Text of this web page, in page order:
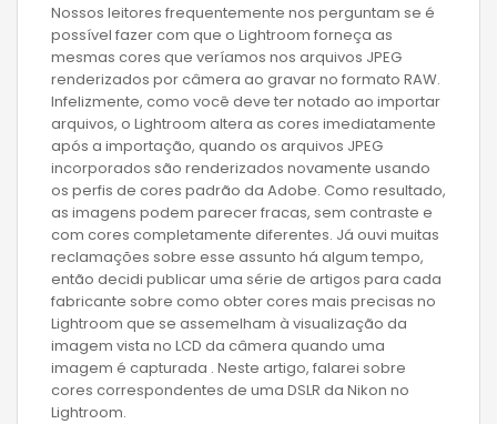
Nossos leitores frequentemente nos perguntam se é
possível fazer com que o Lightroom forneça as
mesmas cores que veríamos nos arquivos JPEG
renderizados por câmera ao gravar no formato RAW.
Infelizmente, como você deve ter notado ao importar
arquivos, o Lightroom altera as cores imediatamente
após a importação, quando os arquivos JPEG
incorporados são renderizados novamente usando
os perfis de cores padrão da Adobe. Como resultado,
as imagens podem parecer fracas, sem contraste e
com cores completamente diferentes. Já ouvi muitas
reclamações sobre esse assunto há algum tempo,
então decidi publicar uma série de artigos para cada
fabricante sobre como obter cores mais precisas no
Lightroom que se assemelham à visualização da
imagem vista no LCD da câmera quando uma
imagem é capturada . Neste artigo, falarei sobre
cores correspondentes de uma DSLR da Nikon no
Lightroom.